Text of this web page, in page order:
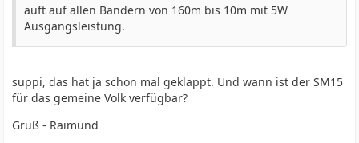
äuft auf allen Bändern von 160m bis 10m mit 5W
Ausgangsleistung.
suppi, das hat ja schon mal geklappt. Und wann ist der SM15
für das gemeine Volk verfügbar?
Gruß - Raimund